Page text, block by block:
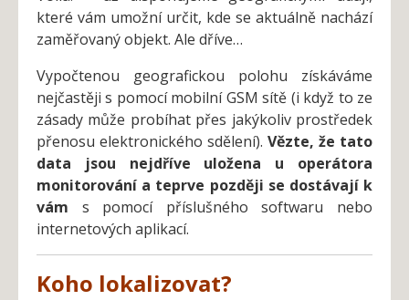
které vám umožní určit, kde se aktuálně nachází
zaměřovaný objekt. Ale dříve…
Vypočtenou geografickou polohu získáváme
nejčastěji s pomocí mobilní GSM sítě (i když to ze
zásady může probíhat přes jakýkoliv prostředek
přenosu elektronického sdělení). Vězte, že tato
data jsou nejdříve uložena u operátora
monitorování a teprve později se dostávají k
vám s pomocí příslušného softwaru nebo
internetových aplikací.
Koho lokalizovat?